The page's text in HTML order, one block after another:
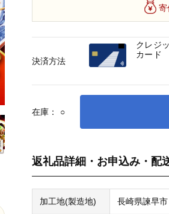
寄
在庫： ○
返礼品詳細・お申込み・配
加工地(製造地) 長崎県諫早市
決済方法
クレジ
カード